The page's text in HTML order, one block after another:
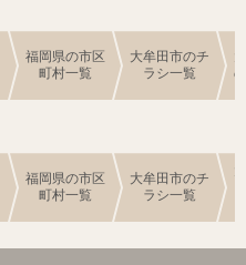
福岡県の市区
町村一覧
大牟田市のチ
ラシ一覧
福岡県の市区
町村一覧
大牟田市のチ
ラシ一覧